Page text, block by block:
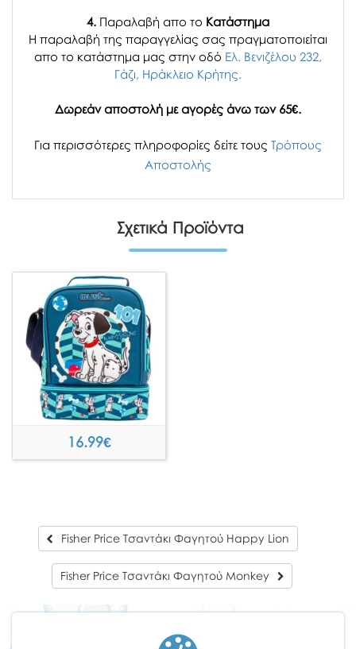
4. Παραλαβή απο το Κατάστημα
H παραλαβή της παραγγελίας σας πραγματοποιείται
απο το κατάστημα μας στην οδό Ελ. Βενιζέλου 232,
Γάζι, Ηράκλειο Κρήτης.
Δωρεάν αποστολή με αγορές άνω των 65€.
Για περισσότερες πληροφορίες δείτε τους Τρόπους
Αποστολής
Σχετικά Προϊόντα
16.99€
Fisher Price Τσαντάκι Φαγητού Happy Lion
Fisher Price Τσαντάκι Φαγητού Monkey